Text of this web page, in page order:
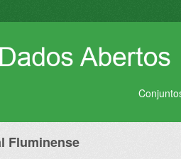
Fluminense